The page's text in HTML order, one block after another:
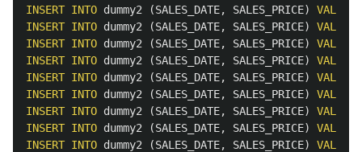
INSERT INTO dummy2 (SALES_DATE, SALES_PRICE) VALUES
INSERT INTO dummy2 (SALES_DATE, SALES_PRICE) VALUES
INSERT INTO dummy2 (SALES_DATE, SALES_PRICE) VALUES
INSERT INTO dummy2 (SALES_DATE, SALES_PRICE) VALUES
INSERT INTO dummy2 (SALES_DATE, SALES_PRICE) VALUES
INSERT INTO dummy2 (SALES_DATE, SALES_PRICE) VALUES
INSERT INTO dummy2 (SALES_DATE, SALES_PRICE) VALUES
INSERT INTO dummy2 (SALES_DATE, SALES_PRICE) VALUES
INSERT INTO dummy2 (SALES_DATE, SALES_PRICE) VALUES